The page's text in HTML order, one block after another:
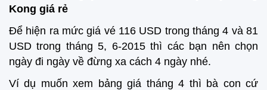
Kong giá rẻ
Để hiện ra mức giá vé 116 USD trong tháng 4 và 81
USD trong tháng 5, 6-2015 thì các bạn nên chọn
ngày đi ngày về đừng xa cách 4 ngày nhé.
Ví dụ muốn xem bảng giá tháng 4 thì bà con cứ